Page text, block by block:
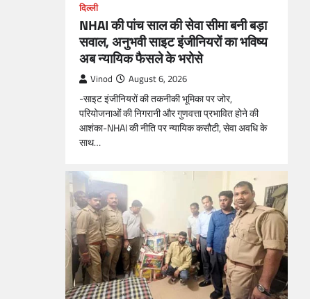
दिल्ली
NHAI की पांच साल की सेवा सीमा बनी बड़ा
सवाल, अनुभवी साइट इंजीनियरों का भविष्य
अब न्यायिक फैसले के भरोसे
Vinod August 6, 2026
-साइट इंजीनियरों की तकनीकी भूमिका पर जोर,
परियोजनाओं की निगरानी और गुणवत्ता प्रभावित होने की
आशंका-NHAI की नीति पर न्यायिक कसौटी, सेवा अवधि के
साथ…